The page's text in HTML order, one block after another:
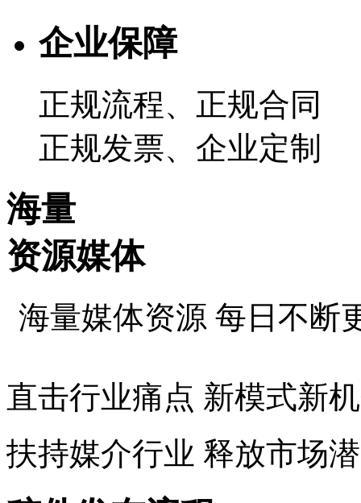
企业保障
正规流程、正规合同
正规发票、企业定制
海量
资源媒体
海量媒体资源 每日不断
直击行业痛点 新模式新
扶持媒介行业 释放市场